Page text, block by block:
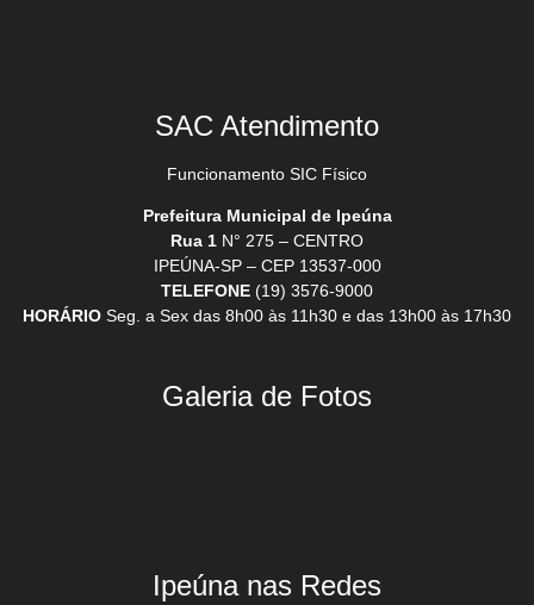
SAC Atendimento
Funcionamento SIC Físico
Prefeitura Municipal de Ipeúna
Rua 1 N° 275 – CENTRO
IPEÚNA-SP – CEP 13537-000
TELEFONE (19) 3576-9000
HORÁRIO Seg. a Sex das 8h00 às 11h30 e das 13h00 às 17h30
Galeria de Fotos
Ipeúna nas Redes